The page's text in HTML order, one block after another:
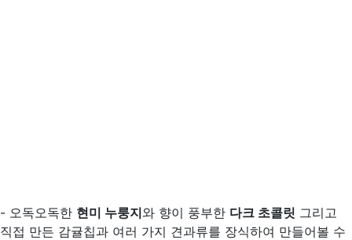
- 오독오독한 현미 누룽지와 향이 풍부한 다크 초콜릿 그리고
직접 만든 감귤칩과 여러 가지 견과류를 장식하여 만들어볼 수